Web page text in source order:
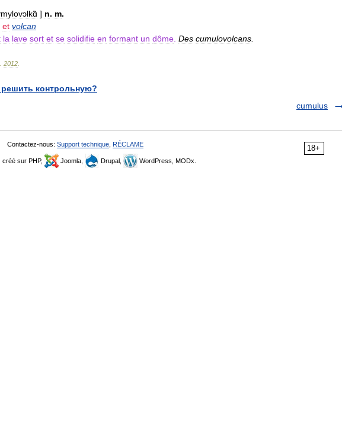
] n. m.
et volcan
la lave sort et se solidifie en formant un dôme Des cumulovolcans
2012
контрольную?
cumulus
18+
Contactez-nous: Support technique RÉCLAME
, créé sur PHP, Joomla, Drupal, WordPress, MODx.